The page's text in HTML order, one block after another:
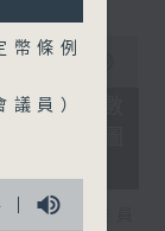
用人數
署三項圖
育事務委員
幣條例
議員）